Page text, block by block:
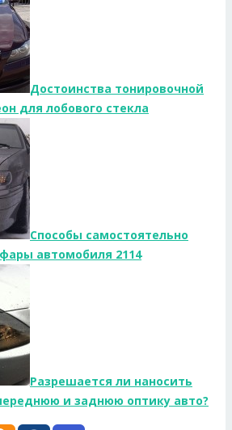
Достоинства тонировочной
для лобового стекла
Способы самостоятельно
автомобиля 2114
Разрешается ли наносить
и заднюю оптику авто?